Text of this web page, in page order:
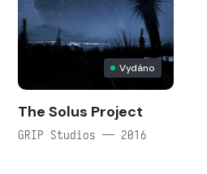
Vydáno
The Solus Project
GRIP Studios — 2016